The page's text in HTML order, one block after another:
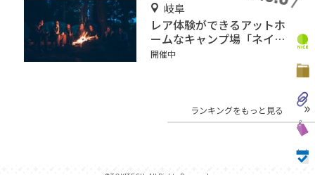
岐阜
レア体験ができるアットホ
ームなキャンプ場「ネイチ
ャーランドかみのほ」
開催中
ランキングをもっと見る